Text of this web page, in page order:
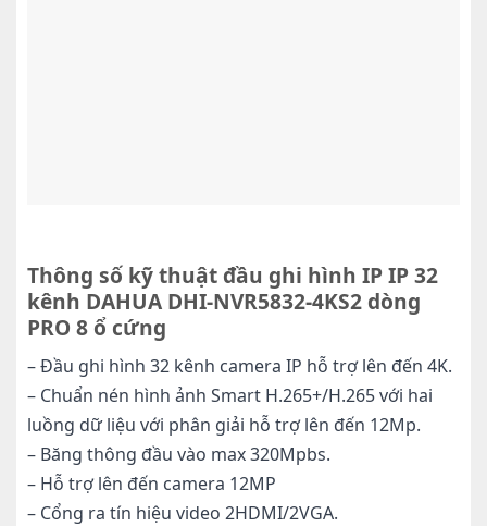
Thông số kỹ thuật đầu ghi hình IP IP 32
kênh DAHUA DHI-NVR5832-4KS2 dòng
PRO 8 ổ cứng
– Đầu ghi hình 32 kênh camera IP hỗ trợ lên đến 4K.
– Chuẩn nén hình ảnh Smart H.265+/H.265 với hai
luồng dữ liệu với phân giải hỗ trợ lên đến 12Mp.
– Băng thông đầu vào max 320Mpbs.
– Hỗ trợ lên đến camera 12MP
– Cổng ra tín hiệu video 2HDMI/2VGA.